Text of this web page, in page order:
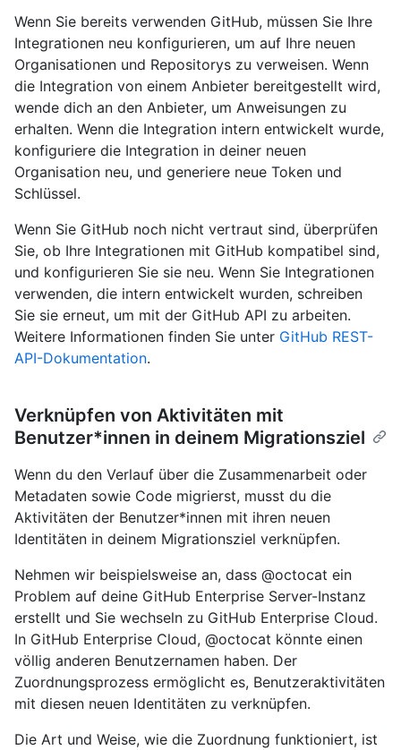
Wenn Sie bereits verwenden GitHub, müssen Sie Ihre
Integrationen neu konfigurieren, um auf Ihre neuen
Organisationen und Repositorys zu verweisen. Wenn
die Integration von einem Anbieter bereitgestellt wird,
wende dich an den Anbieter, um Anweisungen zu
erhalten. Wenn die Integration intern entwickelt wurde,
konfiguriere die Integration in deiner neuen
Organisation neu, und generiere neue Token und
Schlüssel.
Wenn Sie GitHub noch nicht vertraut sind, überprüfen
Sie, ob Ihre Integrationen mit GitHub kompatibel sind,
und konfigurieren Sie sie neu. Wenn Sie Integrationen
verwenden, die intern entwickelt wurden, schreiben
Sie sie erneut, um mit der GitHub API zu arbeiten.
Weitere Informationen finden Sie unter GitHub REST-
API-Dokumentation.
Verknüpfen von Aktivitäten mit
Benutzer*innen in deinem Migrationsziel
Wenn du den Verlauf über die Zusammenarbeit oder
Metadaten sowie Code migrierst, musst du die
Aktivitäten der Benutzer*innen mit ihren neuen
Identitäten in deinem Migrationsziel verknüpfen.
Nehmen wir beispielsweise an, dass @octocat ein
Problem auf deine GitHub Enterprise Server-Instanz
erstellt und Sie wechseln zu GitHub Enterprise Cloud.
In GitHub Enterprise Cloud, @octocat könnte einen
völlig anderen Benutzernamen haben. Der
Zuordnungsprozess ermöglicht es, Benutzeraktivitäten
mit diesen neuen Identitäten zu verknüpfen.
Die Art und Weise, wie die Zuordnung funktioniert, ist